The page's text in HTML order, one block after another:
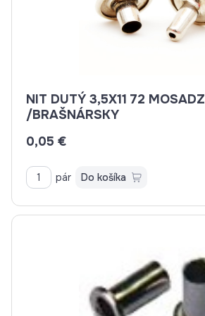
NIT DUTÝ 3,5X11 72 MOSADZ
/BRAŠNÁRSKY
0,05 €
pár Do košíka